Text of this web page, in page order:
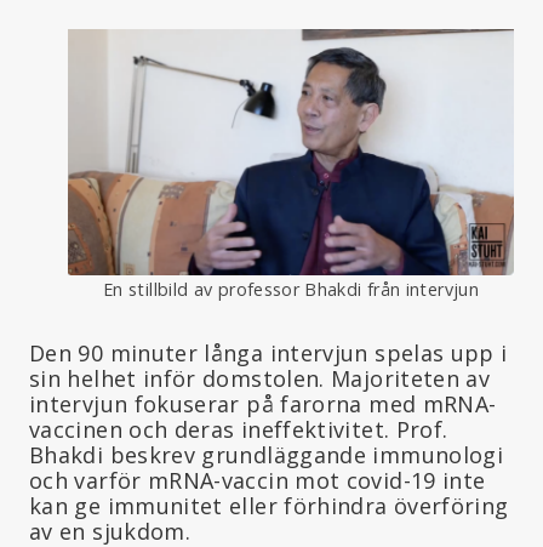
En stillbild av professor Bhakdi från intervjun
Den 90 minuter långa intervjun spelas upp i
sin helhet inför domstolen. Majoriteten av
intervjun fokuserar på farorna med mRNA-
vaccinen och deras ineffektivitet. Prof.
Bhakdi beskrev grundläggande immunologi
och varför mRNA-vaccin mot covid-19 inte
kan ge immunitet eller förhindra överföring
av en sjukdom.